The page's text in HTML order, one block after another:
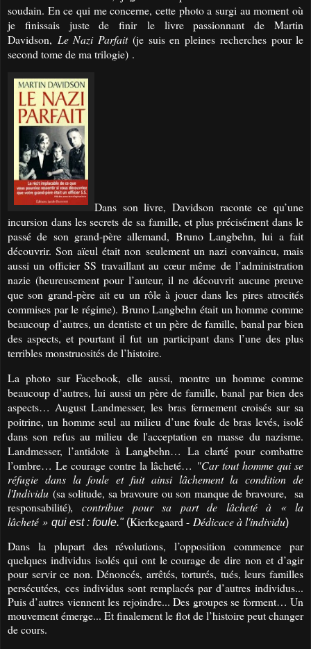
soudain. En ce qui me concerne, cette photo a surgi au moment où
je finissais juste de finir le livre passionnant de Martin
Davidson, Le Nazi Parfait (je suis en pleines recherches pour le
second tome de ma trilogie) .
Dans son livre, Davidson raconte ce qu’une
incursion dans les secrets de sa famille, et plus précisément dans le
passé de son grand-père allemand, Bruno Langbehn, lui a fait
découvrir. Son aïeul était non seulement un nazi convaincu, mais
aussi un officier SS travaillant au cœur même de l’administration
nazie (heureusement pour l’auteur, il ne découvrit aucune preuve
que son grand-père ait eu un rôle à jouer dans les pires atrocités
commises par le régime). Bruno Langbehn était un homme comme
beaucoup d’autres, un dentiste et un père de famille, banal par bien
des aspects, et pourtant il fut un participant dans l’une des plus
terribles monstruosités de l’histoire.
La photo sur Facebook, elle aussi, montre un homme comme
beaucoup d’autres, lui aussi un père de famille, banal par bien des
aspects… August Landmesser, les bras fermement croisés sur sa
poitrine, un homme seul au milieu d’une foule de bras levés, isolé
dans son refus au milieu de l'acceptation en masse du nazisme.
Landmesser, l’antidote à Langbehn… La clarté pour combattre
l’ombre… Le courage contre la lâcheté… "Car tout homme qui se
réfugie dans la foule et fuit ainsi lâchement la condition de
l'Individu (sa solitude, sa bravoure ou son manque de bravoure, sa
responsabilité), contribue pour sa part de lâcheté à « la
lâcheté » qui est : foule." (Kierkegaard - Dédicace à l'individu)
Dans la plupart des révolutions, l’opposition commence par
quelques individus isolés qui ont le courage de dire non et d’agir
pour servir ce non. Dénoncés, arrêtés, torturés, tués, leurs familles
persécutées, ces individus sont remplacés par d’autres individus...
Puis d’autres viennent les rejoindre... Des groupes se forment… Un
mouvement émerge... Et finalement le flot de l’histoire peut changer
de cours.